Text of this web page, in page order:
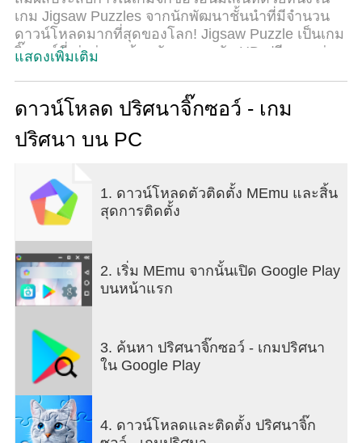
เกม Jigsaw Puzzles จากนักพัฒนาชั้นนำที่มีจำนวน
ดาวน์โหลดมากที่สุดของโลก! Jigsaw Puzzle เป็นเกม
จิ๊กซอว์ที่เล่นง่าย พร้อมกับภาพระดับ HD ฟรีมากกว่า
ความสนุกในการต่อภาพปริศนาเข้าด้วยกันเพื่อผ่อน
ปริศนาหลายล้านคนทั่วโลกรวมถึงในไทย ปริศนาจิ๊ก
ซอว์ช่วยให้คุณได้ฝึกความจำระยะสั้นและการใช้
สมาธิ และฆ่าเวลาได้อย่างสนุกสนานด้วยปริศนาจริงๆ
โดยไม่ต้องใช้พื้นที่ห้องเลย
ดื่มด่ำไปกับโลกแห่งเกมจิ๊กซอว์อันน่าพิศวง! สนุกกับ
การต่อจิ๊กซอว์วิเศษสีฉูดฉาดแบบใหม่ทุกวัน!
มากที่มีระดับความยากต่างกันไปตั้งแต่ง่ายไปจนถึง
ยาก ความยากของเกมนั้นขึ้นอยู่กับจำนวนชิ้นของจิ๊ก
ซอว์ที่ต้องต่อเข้าด้วยกัน
ถ้าคุณรู้สึกตื่นเต้นเกี่ยวกับการแก้ Jigsaw Puzzle ของ
จริง แน่นอนเลยว่าคุณจะรักแอปของเราด้วยเช่นกัน!
แสดงเพิ่มเติม
ดาวน์โหลด ปริศนาจิ๊กซอว์ - เกม
ปริศนา บน PC
1. ดาวน์โหลดตัวติดตั้ง MEmu และสิ้น
สุดการติดตั้ง
2. เริ่ม MEmu จากนั้นเปิด Google Play
บนหน้าแรก
3. ค้นหา ปริศนาจิ๊กซอว์ - เกมปริศนา
ใน Google Play
4. ดาวน์โหลดและติดตั้ง ปริศนาจิ๊ก